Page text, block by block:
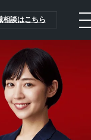
相談はこちら